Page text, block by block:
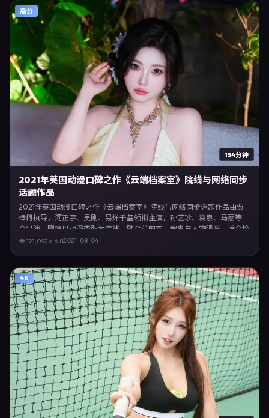
高分
154分钟
2021年英国动漫口碑之作《云端档案室》院线与网络同步
话题作品
2021年英国动漫口碑之作《云端档案室》院线与网络同步话题作品由贾
樟柯执导，河正宇、吴刚、易烊千玺领衔主演，孙艺珍、袁泉、马丽等联
合出演。剧情以动漫类型为主线，融合英国本土叙事与人物弧光，适合检
索「动漫电影 英国 贾樟柯 河正宇」等关键词的观众。2021年8月4日起在
👁121,092⭐ 6.82021-08-04
4K